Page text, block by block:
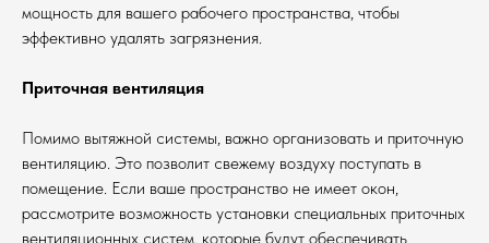
мощность для вашего рабочего пространства, чтобы
эффективно удалять загрязнения.
Приточная вентиляция
Помимо вытяжной системы, важно организовать и приточную
вентиляцию. Это позволит свежему воздуху поступать в
помещение. Если ваше пространство не имеет окон,
рассмотрите возможность установки специальных приточных
вентиляционных систем, которые будут обеспечивать